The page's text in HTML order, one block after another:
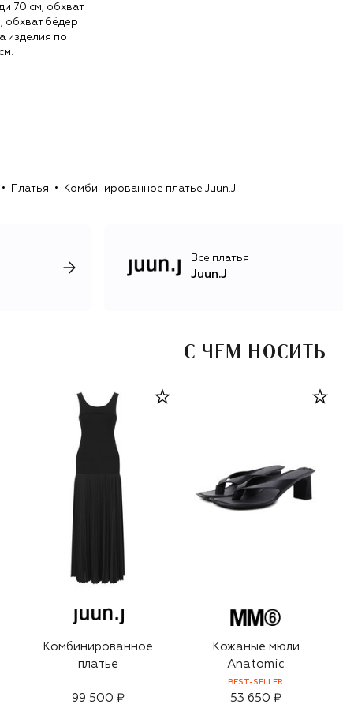
70 см, обхват
обхват бёдер
изделия по
Платья Комбинированное платье Juun.J
Все платья
Juun.J
С ЧЕМ НОСИТЬ
Комбинированное
платье
99 500 ₽
Кожаные мюли
Anatomic
BEST-SELLER
53 650 ₽